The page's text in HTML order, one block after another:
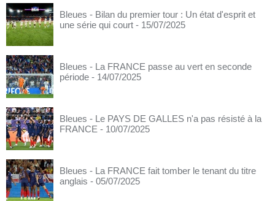
Bleues - Bilan du premier tour : Un état d'esprit et
une série qui court - 15/07/2025
Bleues - La FRANCE passe au vert en seconde
période - 14/07/2025
Bleues - Le PAYS DE GALLES n'a pas résisté à la
FRANCE - 10/07/2025
Bleues - La FRANCE fait tomber le tenant du titre
anglais - 05/07/2025